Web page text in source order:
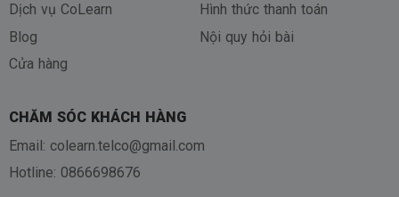
Dịch vụ CoLearn
Blog
Cửa hàng
Hình thức thanh toán
Nội quy hỏi bài
CHĂM SÓC KHÁCH HÀNG
Email: colearn.telco@gmail.com
Hotline: 0866698676